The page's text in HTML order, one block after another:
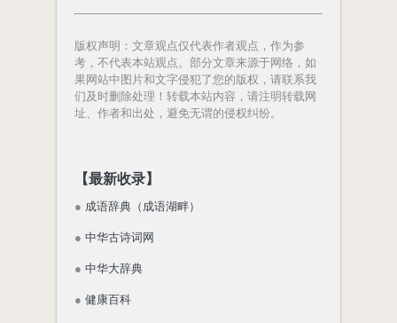
版权声明 ：文章观点仅代表作者观点，作为参
考，不代表本站观点。部分文章来源于网络，如
果网站中图片和文字侵犯了您的版权，请联系我
们及时删除处理！转载本站内容，请注明转载网
址、作者和出处，避免无谓的侵权纠纷。
【最新收录】
● 成语辞典（成语湖畔）
● 中华古诗词网
● 中华大辞典
● 健康百科